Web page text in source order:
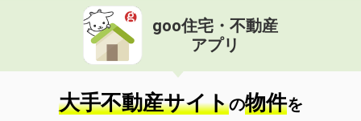
goo住宅・不動産
アプリ
大手不動産サイトの物件を